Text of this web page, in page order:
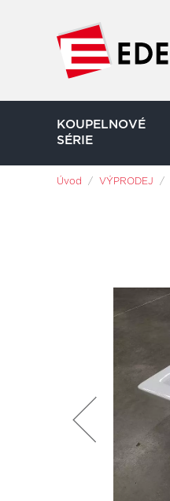
KOUPELNOVÉ
SÉRIE
Jsi tady:
Úvod VÝPRODEJ